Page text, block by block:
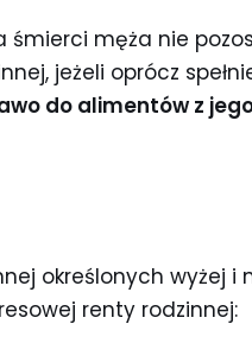
śmierci męża nie
jeżeli oprócz
do alimentów z
określonych wyżej i
renty rodzinnej: